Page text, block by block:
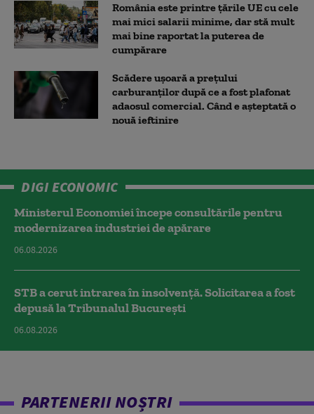
România este printre țările UE cu cele
mai mici salarii minime, dar stă mult
mai bine raportat la puterea de
cumpărare
Scădere ușoară a prețului
carburanților după ce a fost plafonat
adaosul comercial. Când e așteptată o
nouă ieftinire
DIGI ECONOMIC
Ministerul Economiei începe consultările pentru
modernizarea industriei de apărare
06.08.2026
STB a cerut intrarea în insolvență. Solicitarea a fost
depusă la Tribunalul București
06.08.2026
PARTENERII NOȘTRI